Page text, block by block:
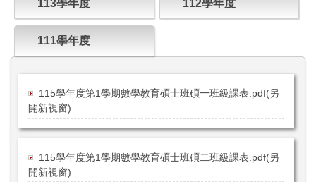
113學年度 112學年度
111學年度
115學年度第1學期數學教育碩士班碩一班級課表.pdf(另
開新視窗)
115學年度第1學期數學教育碩士班碩二班級課表.pdf(另
開新視窗)